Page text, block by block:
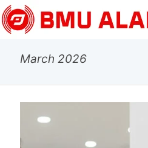
March 2026